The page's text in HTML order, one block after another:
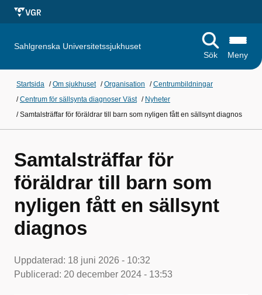
Sahlgrenska Universitetssjukhuset
Sök
Meny
Startsida /Om sjukhuset /Organisation /Centrumbildningar
/Centrum för sällsynta diagnoser Väst / Nyheter
/Samtalsträffar för föräldrar till barn som nyligen fått en sällsynt diagnos
Samtalsträffar för
föräldrar till barn som
nyligen fått en sällsynt
diagnos
Uppdaterad: 18 juni 2026 - 10:32
Publicerad: 20 december 2024 - 13:53